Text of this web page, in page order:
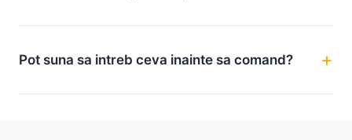
Pot suna sa intreb ceva inainte sa comand?